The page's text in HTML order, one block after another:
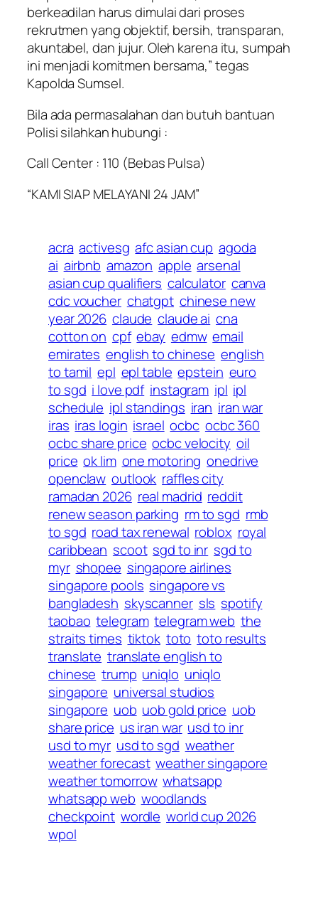
berkeadilan harus dimulai dari proses
rekrutmen yang objektif, bersih, transparan,
akuntabel, dan jujur. Oleh karena itu, sumpah
ini menjadi komitmen bersama,” tegas
Kapolda Sumsel.
Bila ada permasalahan dan butuh bantuan
Polisi silahkan hubungi :
Call Center : 110 (Bebas Pulsa)
“KAMI SIAP MELAYANI 24 JAM”
acra activesg afc asian cup agoda
ai airbnb amazon apple arsenal
asian cup qualifiers calculator canva
cdc voucher chatgpt chinese new
year 2026 claude claude ai cna
cotton on cpf ebay edmw email
emirates english to chinese english
to tamil epl epl table epstein euro
to sgd i love pdf instagram ipl ipl
schedule ipl standings iran iran war
iras iras login israel ocbc ocbc 360
ocbc share price ocbc velocity oil
price ok lim one motoring onedrive
openclaw outlook raffles city
ramadan 2026 real madrid reddit
renew season parking rm to sgd rmb
to sgd road tax renewal roblox royal
caribbean scoot sgd to inr sgd to
myr shopee singapore airlines
singapore pools singapore vs
bangladesh skyscanner sls spotify
taobao telegram telegram web the
straits times tiktok toto toto results
translate translate english to
chinese trump uniqlo uniqlo
singapore universal studios
singapore uob uob gold price uob
share price us iran war usd to inr
usd to myr usd to sgd weather
weather forecast weather singapore
weather tomorrow whatsapp
whatsapp web woodlands
checkpoint wordle world cup 2026
wpol